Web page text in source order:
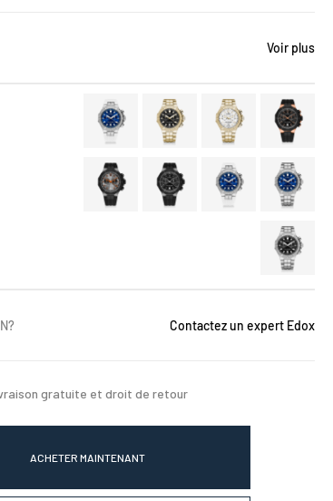
Voir plus
Contactez un expert Edox
gratuite et droit de retour
ACHETER MAINTENANT